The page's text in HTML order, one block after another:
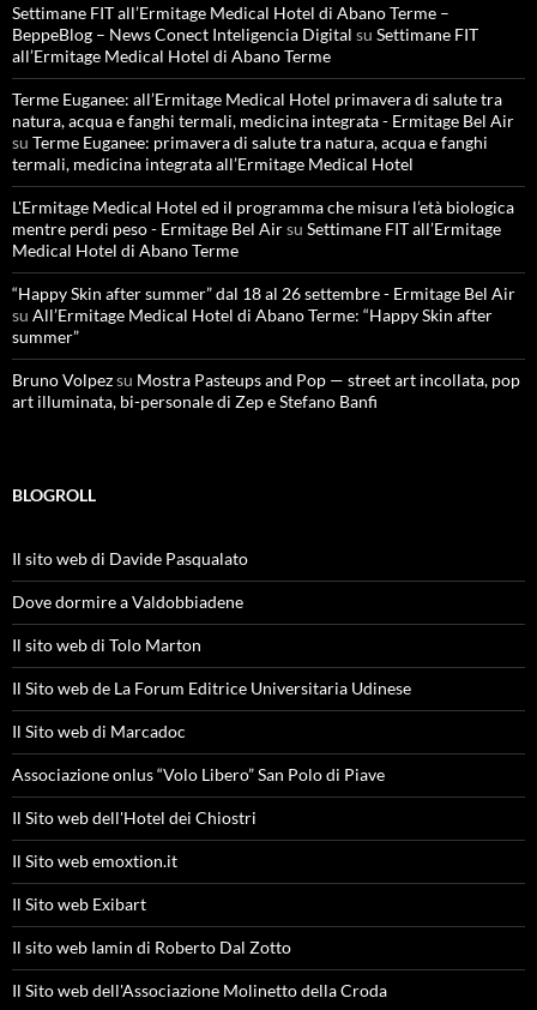
Settimane FIT all’Ermitage Medical Hotel di Abano Terme –
BeppeBlog – News Conect Inteligencia Digital su Settimane FIT
all’Ermitage Medical Hotel di Abano Terme
Terme Euganee: all’Ermitage Medical Hotel primavera di salute tra
natura, acqua e fanghi termali, medicina integrata - Ermitage Bel Air
su Terme Euganee: primavera di salute tra natura, acqua e fanghi
termali, medicina integrata all’Ermitage Medical Hotel
L'Ermitage Medical Hotel ed il programma che misura l’età biologica
mentre perdi peso - Ermitage Bel Airsu Settimane FIT all’Ermitage
Medical Hotel di Abano Terme
“Happy Skin after summer” dal 18 al 26 settembre - Ermitage Bel Air
su All’Ermitage Medical Hotel di Abano Terme: “Happy Skin after
summer”
Bruno Volpezsu Mostra Pasteups and Pop — street art incollata, pop
art illuminata, bi-personale di Zep e Stefano Banfi
BLOGROLL
Il sito web di Davide Pasqualato
Dove dormire a Valdobbiadene
Il sito web di Tolo Marton
Il Sito web de La Forum Editrice Universitaria Udinese
Il Sito web di Marcadoc
Associazione onlus “Volo Libero” San Polo di Piave
Il Sito web dell'Hotel dei Chiostri
Il Sito web emoxtion.it
Il Sito web Exibart
Il sito web Iamin di Roberto Dal Zotto
Il Sito web dell'Associazione Molinetto della Croda